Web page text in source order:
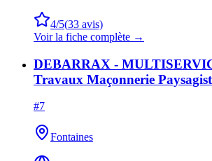
4/5(33 avis)
Voir la fiche complète →
DEBARRAX -
Travaux Maçonnerie
#7
Fontaines